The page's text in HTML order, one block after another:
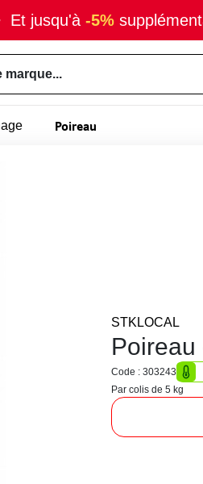
Et jusqu'à -5%
marque...
Poireau
STKLOCAL
Poireau
Code : 303243
Par colis de 5 kg